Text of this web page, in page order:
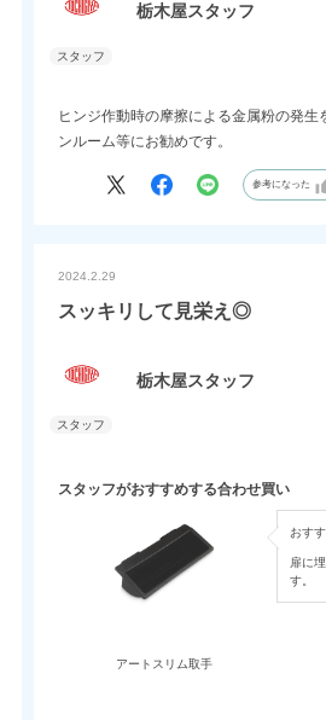
栃木屋スタッフ
ヒンジ作動時の摩擦による金属粉の発生
ンルーム等にお勧めです。
参考になった
2024.2.29
スッキリして見栄え◎
栃木屋スタッフ
スタッフがおすすめする合わせ買い
アートスリム取手
おす
扉に
す。